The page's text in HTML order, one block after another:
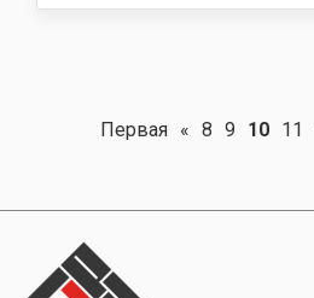
Первая « 8 9 10 11